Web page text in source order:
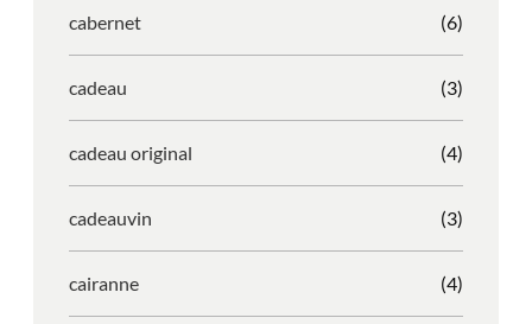
cabernet (6)
cadeau (3)
cadeau original (4)
cadeauvin (3)
cairanne (4)